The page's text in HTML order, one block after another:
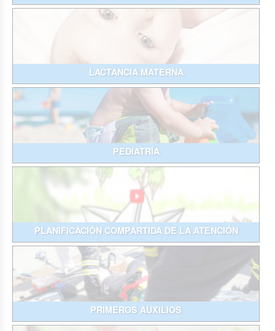
LACTANCIA MATERNA
PEDIATRÍA
PLANIFICACIÓN COMPARTIDA DE LA ATENCIÓN
PRIMEROS AUXILIOS